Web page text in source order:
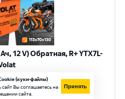
12 V) Обратная, R+ YTX7L-
(куки-файлы)
Вы соглашаетесь на
сайта.
Принять